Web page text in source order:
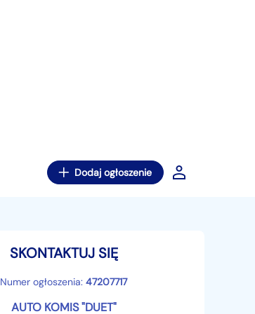
Dodaj ogłoszenie
SKONTAKTUJ SIĘ
Numer ogłoszenia:47207717
AUTO KOMIS "DUET"